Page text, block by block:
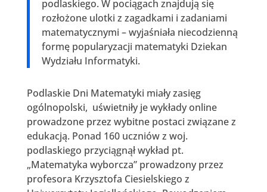
podlaskiego. W pociągach znajdują się
rozłożone ulotki z zagadkami i zadaniami
matematycznymi – wyjaśniała niecodzienną
formę popularyzacji matematyki Dziekan
Wydziału Informatyki.
Podlaskie Dni Matematyki miały zasięg
ogólnopolski, uświetniły je wykłady online
prowadzone przez wybitne postaci związane z
edukacją. Ponad 160 uczniów z woj.
podlaskiego przyciągnął wykład pt.
„Matematyka wyborcza” prowadzony przez
profesora Krzysztofa Ciesielskiego z